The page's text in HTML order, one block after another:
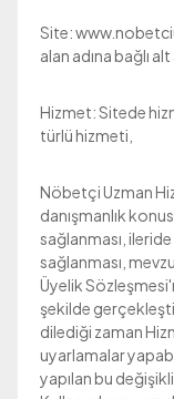
Site:
alan adına bağlı
Hizmet: Sitede
türlü hizmeti,
Nöbetçi Uzman
danışmanlık
sağlanması,
sağlanması,
Üyelik
şekilde
dilediği zaman
uyarlamalar
yapılan bu